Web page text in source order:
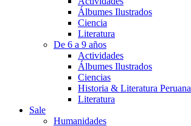
Álbumes Ilustrados
Ciencia
Literatura
De 6 a 9 años
Actividades
Álbumes Ilustrados
Ciencias
Historia & Literatura Peruana
Literatura
Sale
Humanidades